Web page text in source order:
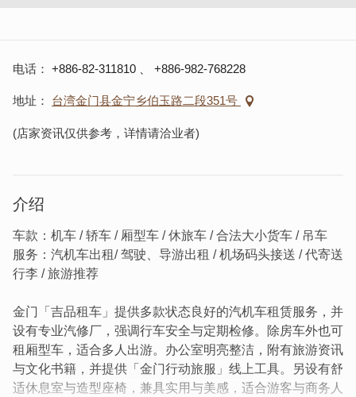
电话 +886-82-311810 +886-982-768228
地址 台湾金门县金宁乡伯玉路二段351号
(店家资讯仅供参考，详情请洽业者)
介绍
车款：机车 / 轿车 / 厢型车 / 休旅车 / 合法大小货车 / 吊车
服务：汽机车出租/ 驾驶、导游出租 / 机场码头接送 / 代寄送
行李 / 旅游推荐
金门「吉品租车」提供多款状态良好的汽机车租赁服务，并
设有专业汽修厂，强调行车安全与定期检修。除房车外也可
租厢型车，适合多人出游。办公室明亮整洁，附有旅游资讯
与文化书籍，并提供「金门行动旅服」线上工具。另设有舒
适休息室与造型座椅，兼具实用与美感，适合游客与商务人